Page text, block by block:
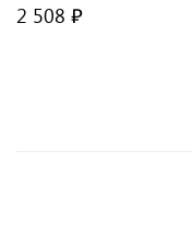
2 508 ₽